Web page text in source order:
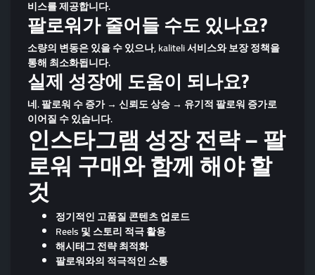
비스를 제공합니다.
팔로워가 줄어들 수도 있나요?
소량의 변동은 있을 수 있으나, kaliteli 서비스와 보장 정책을
통해 최소화됩니다.
실제 성장에 도움이 되나요?
네. 팔로워 수 증가 → 신뢰도 상승 → 유기적 팔로워 증가로
이어질 수 있습니다.
인스타그램 성장 전략 – 팔
로워 구매와 함께 해야 할
것
정기적인 고품질 콘텐츠 업로드
Reels 및 스토리 적극 활용
해시태그 전략 최적화
팔로워와의 적극적인 소통